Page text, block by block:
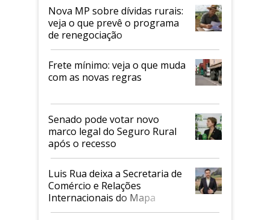
Nova MP sobre dívidas rurais:
veja o que prevê o programa
de renegociação
Frete mínimo: veja o que muda
com as novas regras
Senado pode votar novo
marco legal do Seguro Rural
após o recesso
Luis Rua deixa a Secretaria de
Comércio e Relações
Internacionais do Mapa